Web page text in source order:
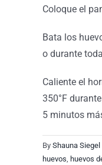
Coloque el
Bata los
o durante
Caliente el
350°F
5 minutos
By Shauna Siegel
huevos, huevos